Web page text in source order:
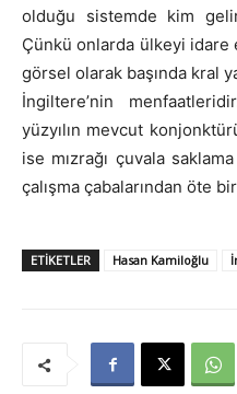
olduğu sistemde kim
Çünkü onlarda ülkeyi
görsel olarak başında kral
İngiltere’nin
yüzyılın mevcut
ise mızrağı çuvala
çalışma çabalarından öte
ETIKETLER Hasan Kamiloğlu